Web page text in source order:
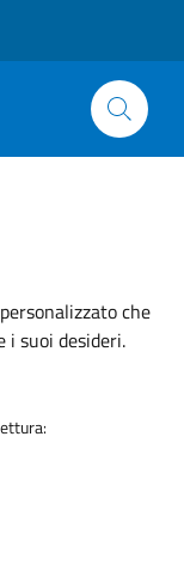
che
i suoi desideri.